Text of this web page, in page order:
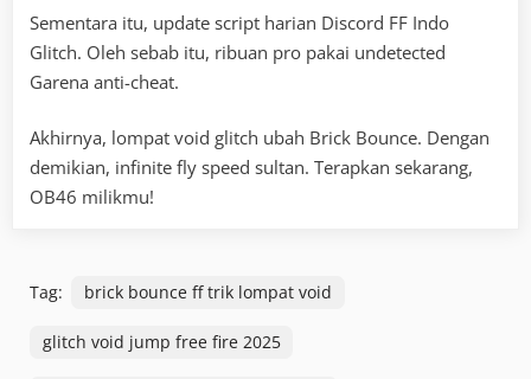
Sementara itu, update script harian Discord FF Indo
Glitch. Oleh sebab itu, ribuan pro pakai undetected
Garena anti-cheat.
Akhirnya, lompat void glitch ubah Brick Bounce. Dengan
demikian, infinite fly speed sultan. Terapkan sekarang,
OB46 milikmu!
Tag: brick bounce ff trik lompat void
glitch void jump free fire 2025